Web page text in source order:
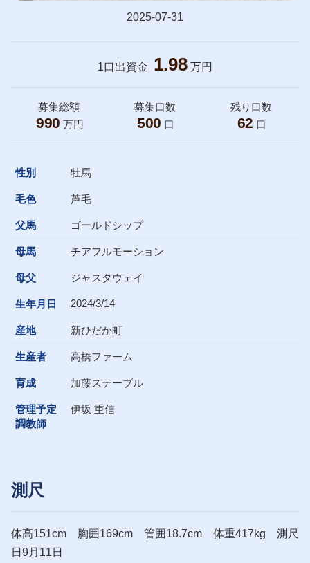
2025-07-31
1口出資金 1.98 万円
募集総額
990 万円
募集口数
500 口
残り口数
62 口
性別 牡馬
毛色 芦毛
父馬 ゴールドシップ
母馬 チアフルモーション
母父 ジャスタウェイ
生年月日 2024/3/14
産地 新ひだか町
生産者 高橋ファーム
育成 加藤ステーブル
管理予定
調教師
伊坂 重信
測尺
体高151cm 胸囲169cm 管囲18.7cm 体重417kg 測尺
日9月11日